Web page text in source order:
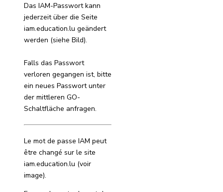
Das IAM-Passwort kann
jederzeit über die Seite
iam.education.lu geändert
werden (siehe Bild).
Falls das Passwort
verloren gegangen ist, bitte
ein neues Passwort unter
der mittleren GO-
Schaltfläche anfragen.
Le mot de passe IAM peut
être changé sur le site
iam.education.lu (voir
image).